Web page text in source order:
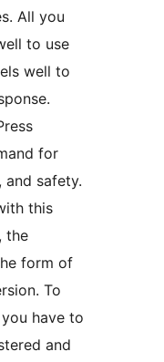
All you
to use
well to
for
and safety.
this
the
form of
To
have to
and